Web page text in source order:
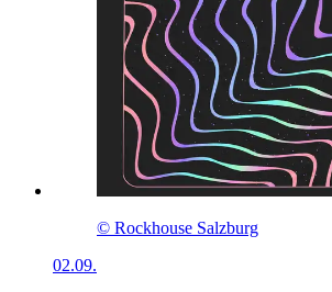
© Rockhouse Salzburg
02.09.